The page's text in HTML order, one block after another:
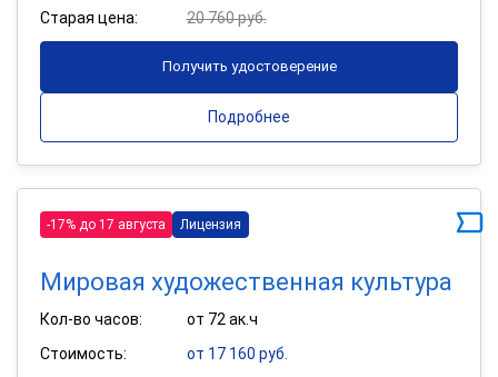
Старая цена:
20 760 руб.
Получить удостоверение
Подробнее
-17% до 17 августа Лицензия
Мировая художественная культура
Кол-во часов:
от 72 ак.ч
Стоимость:
от 17 160 руб.